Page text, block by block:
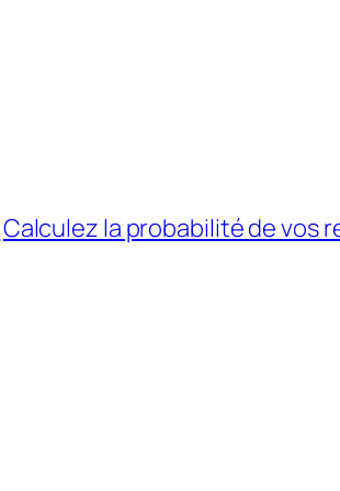
Calculez la probabilité de vos